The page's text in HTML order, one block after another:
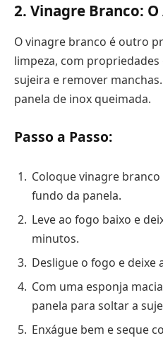
2. Vinagre Branco:
O vinagre branco é outro
limpeza, com
sujeira e remover
panela de inox queimada.
Passo a Passo:
Coloque vinagre
fundo da panela.
Leve ao fogo baixo e
minutos.
Desligue o fogo e deixe
Com uma esponja
panela para soltar a
Enxágue bem e seque